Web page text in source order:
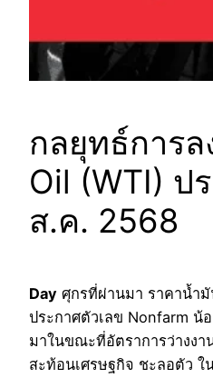
กลยุทธ์การ
Oil (WTI) ป
ส.ค. 2568
Day ศุกรที่ผ่านมา ราคาน้ำ
ประกาศตัวเลข Nonfarm น้
มาในขณะที่อัตราการว่างงา
สะท้อนเศรษฐกิจ ชะลอตัว